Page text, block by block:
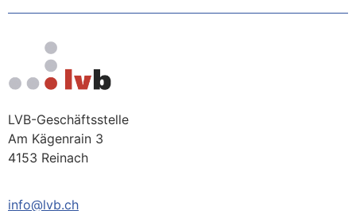
LVB-Geschäftsstelle
Am Kägenrain 3
4153 Reinach
info@lvb.ch